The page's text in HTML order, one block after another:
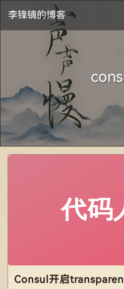
李锋镝的博客